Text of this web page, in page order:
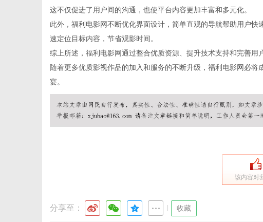
这不仅促进了用户间的沟通，也使平台内容更加丰富和多元化。
此外，福利电影网不断优化界面设计，简单直观的导航帮助用户
速定位目标内容，节省观影时间。
综上所述，福利电影网通过整合优质资源、提升技术支持和完善
随着更多优质影视作品的加入和服务的不断升级，福利电影网必
宴。
该内容对
分享至： 收藏